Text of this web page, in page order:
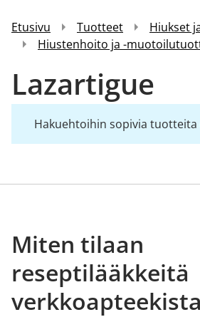
Etusivu Tuotteet
Hiukset
Hiustenhoito ja -
Lazartigue
Hakuehtoihin sopivia tuotteita
Miten tilaan
reseptilääkkeitä